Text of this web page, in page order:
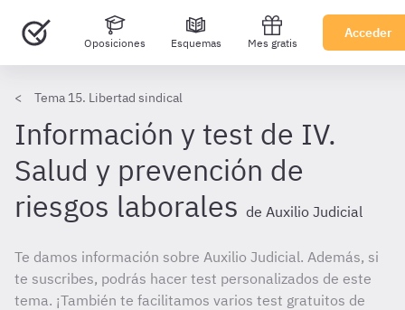
Oposiciones Esquemas Mes gratis
Acceder
Tema 15. Libertad sindical
Información y test de IV.
Salud y prevención de
riesgos laborales de Auxilio Judicial
Te damos información sobre Auxilio Judicial. Además, si
te suscribes, podrás hacer test personalizados de este
tema. ¡También te facilitamos varios test gratuitos de